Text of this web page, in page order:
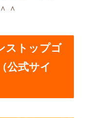
＾
ストップゴ
公式サイ